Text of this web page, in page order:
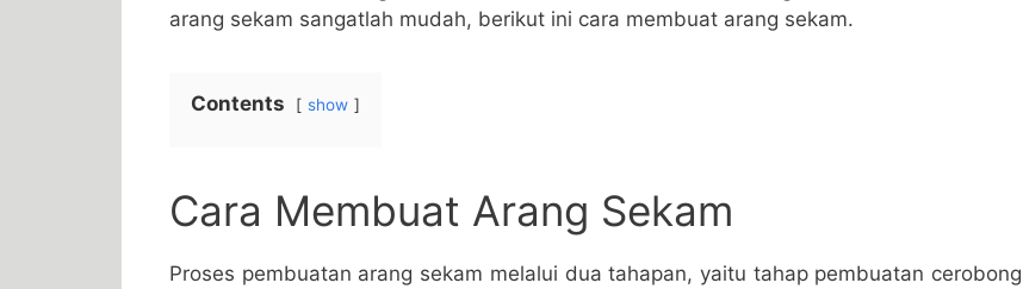
arang sekam sangatlah mudah, berikut ini cara membuat arang sekam.
Contents show
Cara Membuat Arang Sekam
Proses pembuatan arang sekam melalui dua tahapan, yaitu tahap pembuatan cerobong